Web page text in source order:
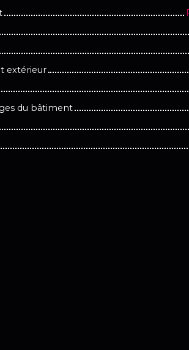
extérieur
du bâtiment